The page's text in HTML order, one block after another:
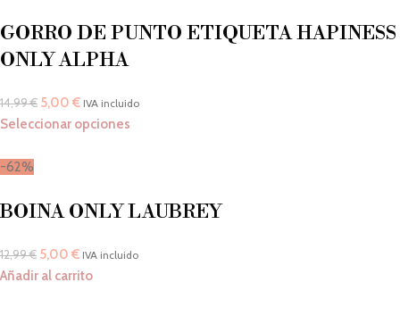
GORRO DE PUNTO ETIQUETA HAPINESS
ONLY ALPHA
14,99€ 5,00 € IVA incluido
Seleccionar opciones
-62%
BOINA ONLY LAUBREY
12,99€ 5,00 € IVA incluido
Añadir al carrito